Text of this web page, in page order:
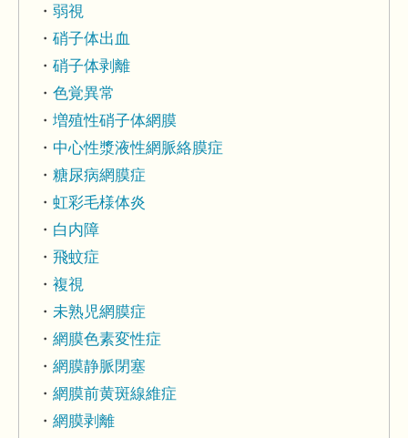
弱視
硝子体出血
硝子体剥離
色覚異常
増殖性硝子体網膜
中心性漿液性網脈絡膜症
糖尿病網膜症
虹彩毛様体炎
白内障
飛蚊症
複視
未熟児網膜症
網膜色素変性症
網膜静脈閉塞
網膜前黄斑線維症
網膜剥離